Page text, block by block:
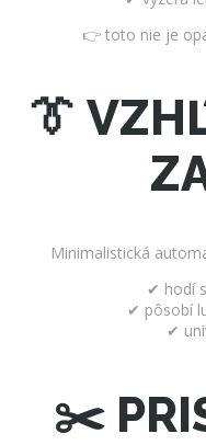
👉 toto nie je
👔
Minimalistická
✔ hodí
✔ pôsobí
✔
✂️